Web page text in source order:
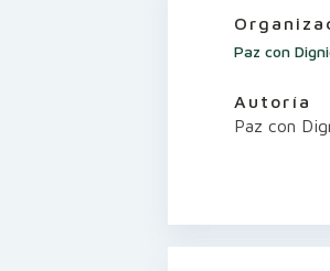
Paz con
Autoría
Paz con